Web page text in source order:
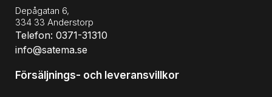
Depågatan 6,
334 33 Anderstorp
Telefon: 0371-31310
info@satema.se
Försäljnings- och leveransvillkor